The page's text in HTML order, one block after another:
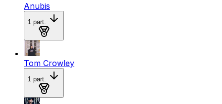
Anubis
1 part.
Medalla de oro
Tom Crowley
1 part.
Medalla de plata